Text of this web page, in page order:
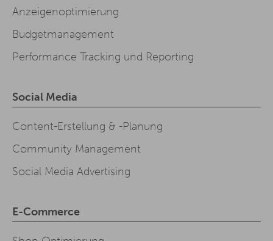
Anzeigenoptimierung
Budgetmanagement
Performance Tracking und Reporting
Social Media
Content-Erstellung & -Planung
Community Management
Social Media Advertising
E-Commerce